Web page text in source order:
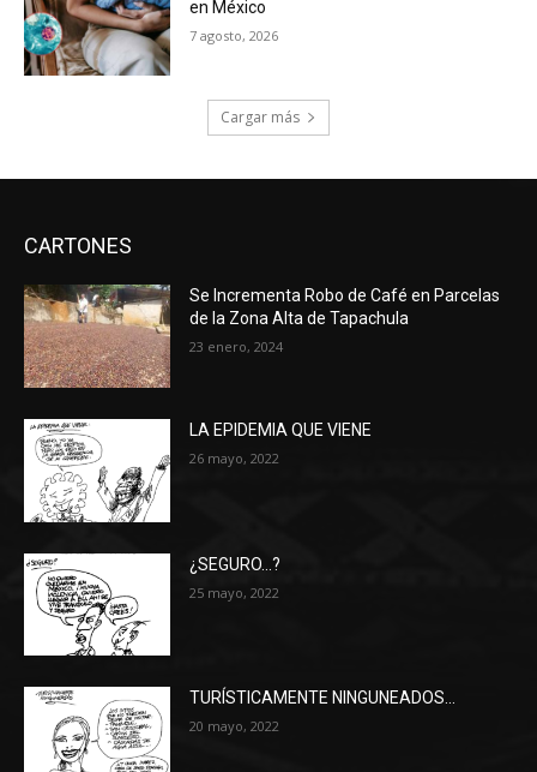
en México
7 agosto, 2026
Cargar más
CARTONES
Se Incrementa Robo de Café en Parcelas
de la Zona Alta de Tapachula
23 enero, 2024
LA EPIDEMIA QUE VIENE
26 mayo, 2022
¿SEGURO…?
25 mayo, 2022
TURÍSTICAMENTE NINGUNEADOS…
20 mayo, 2022